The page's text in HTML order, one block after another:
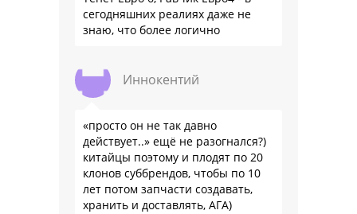
сегодняшних реалиях даже не
знаю, что более логично
Иннокентий
«просто он не так давно
действует..» ещё не разогнался?)
китайцы поэтому и плодят по 20
клонов суббрендов, чтобы по 10
лет потом запчасти создавать,
хранить и доставлять, АГА)